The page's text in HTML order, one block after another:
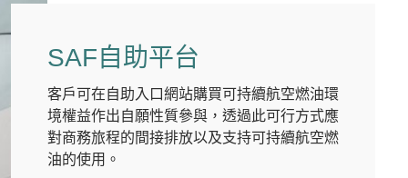
SAF自助平台
客戶可在自助入口網站購買可持續航空燃油環
境權益作出自願性質參與，透過此可行方式應
對商務旅程的間接排放以及支持可持續航空燃
油的使用。